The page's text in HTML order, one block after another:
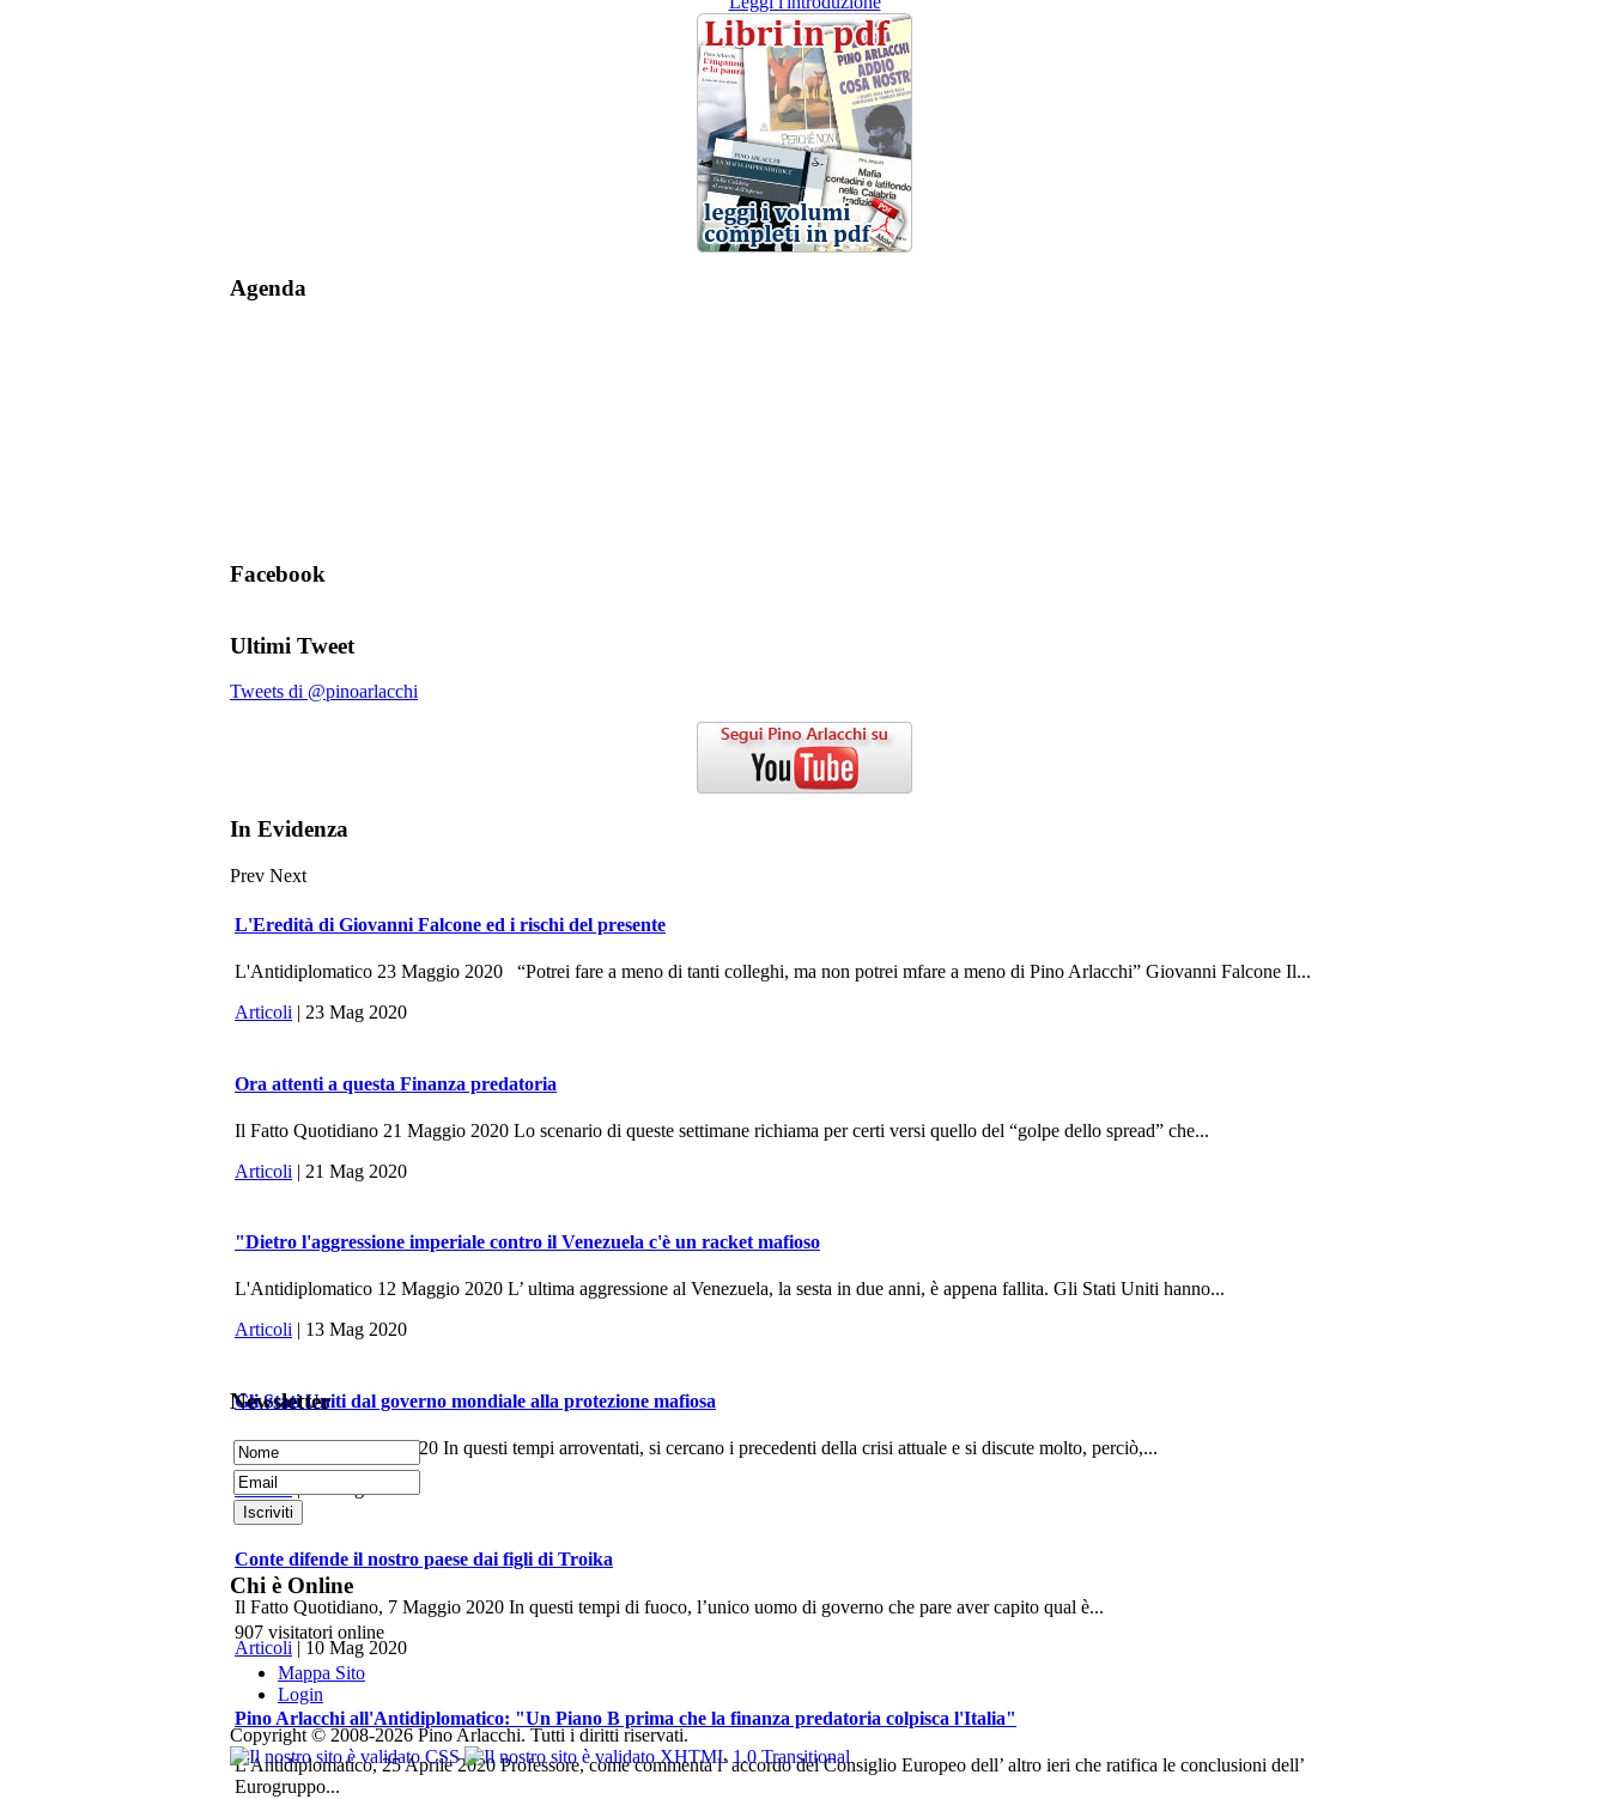
Agenda
Facebook
Ultimi Tweet
Tweets di @pinoarlacchi
In Evidenza
Prev Next
L'Eredità di Giovanni Falcone ed i rischi del presente
L'Antidiplomatico 23 Maggio 2020 “Potrei fare a meno di tanti colleghi, ma non potrei mfare a meno di Pino Arlacchi” Giovanni Falcone Il...
Articoli | 23 Mag 2020
Ora attenti a questa Finanza predatoria
Il Fatto Quotidiano 21 Maggio 2020 Lo scenario di queste settimane richiama per certi versi quello del “golpe dello spread” che...
Articoli | 21 Mag 2020
"Dietro l'aggressione imperiale contro il Venezuela c'è un racket mafioso
L'Antidiplomatico 12 Maggio 2020 L’ ultima aggressione al Venezuela, la sesta in due anni, è appena fallita. Gli Stati Uniti hanno...
Articoli | 13 Mag 2020
Gli Stati Uniti dal governo mondiale alla protezione mafiosa
La Fionda, 7 Maggio 2020 In questi tempi arroventati, si cercano i precedenti della crisi attuale e si discute molto, perciò,...
Articoli
Conte difende il nostro paese dai figli di Troika
Il Fatto Quotidiano, 7 Maggio 2020 In questi tempi di fuoco, l’unico uomo di governo che pare aver capito qual è...
Articoli | 10 Mag 2020
Pino Arlacchi all'Antidiplomatico: "Un Piano B prima che la finanza predatoria colpisca l'Italia"
L'Antidiplomatico, 25 Aprile 2020 Professore, come commenta l’ accordo del Consiglio Europeo dell’ altro ieri che ratifica le conclusioni dell’
Eurogruppo...
Newsletter
Chi è Online
907 visitatori online
Mappa Sito
Login
Copyright © 2008-2026 Pino Arlacchi. Tutti i diritti riservati.